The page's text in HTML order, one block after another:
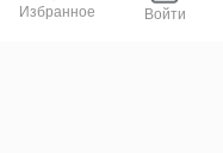
Избранное Войти